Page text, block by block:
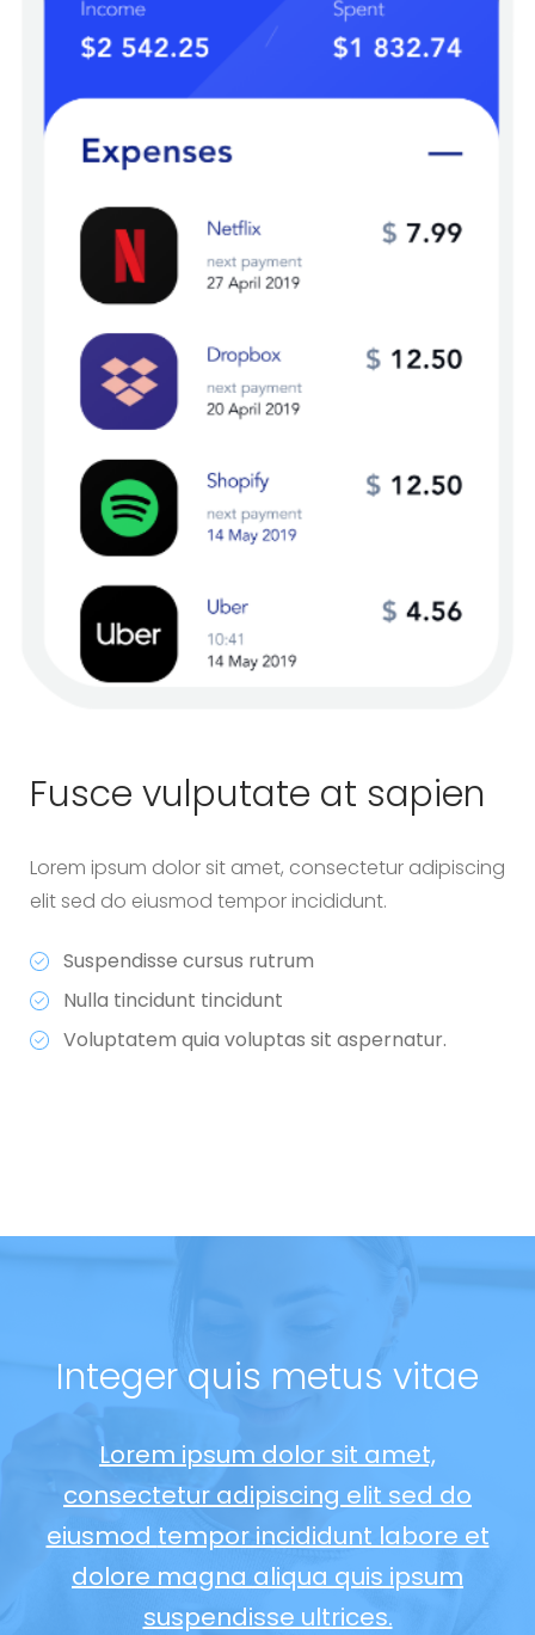
Fusce vulputate at sapien
Lorem ipsum dolor sit amet, consectetur adipiscing
elit sed do eiusmod tempor incididunt.
Suspendisse cursus rutrum
Nulla tincidunt tincidunt
Voluptatem quia voluptas sit aspernatur.
Integer quis metus vitae
Lorem ipsum dolor sit amet,
consectetur adipiscing elit sed do
eiusmod tempor incididunt labore et
dolore magna aliqua quis ipsum
suspendisse ultrices.